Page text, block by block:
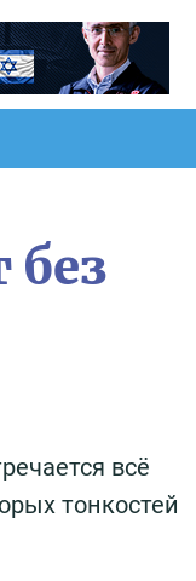
без
всё
тонкостей